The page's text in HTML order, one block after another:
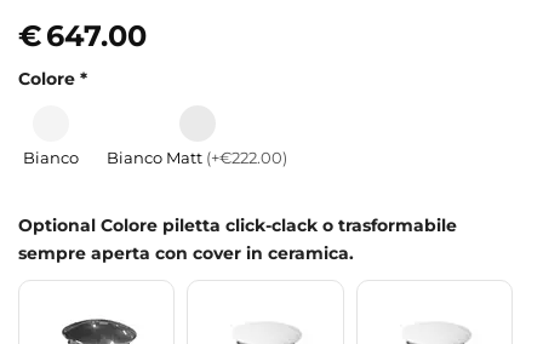
€647.00
Colore *
Bianco Bianco Matt (+€222.00)
Optional Colore piletta click-clack o trasformabile
sempre aperta con cover in ceramica.